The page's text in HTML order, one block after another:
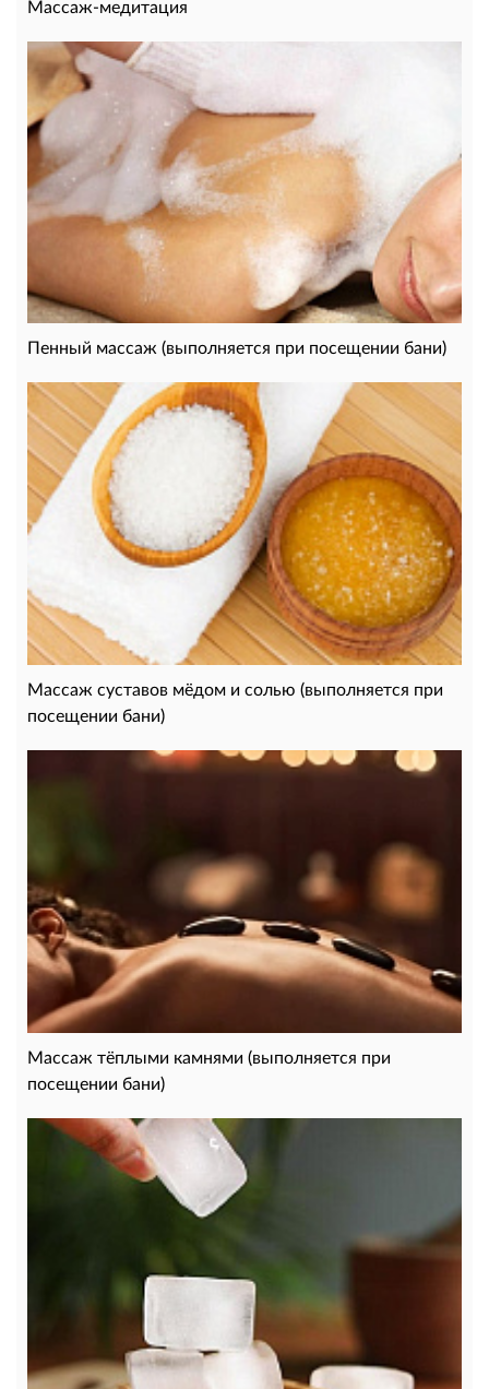
Массаж-медитация
Пенный массаж (выполняется при посещении бани)
Массаж суставов мёдом и солью (выполняется при
посещении бани)
Массаж тёплыми камнями (выполняется при
посещении бани)